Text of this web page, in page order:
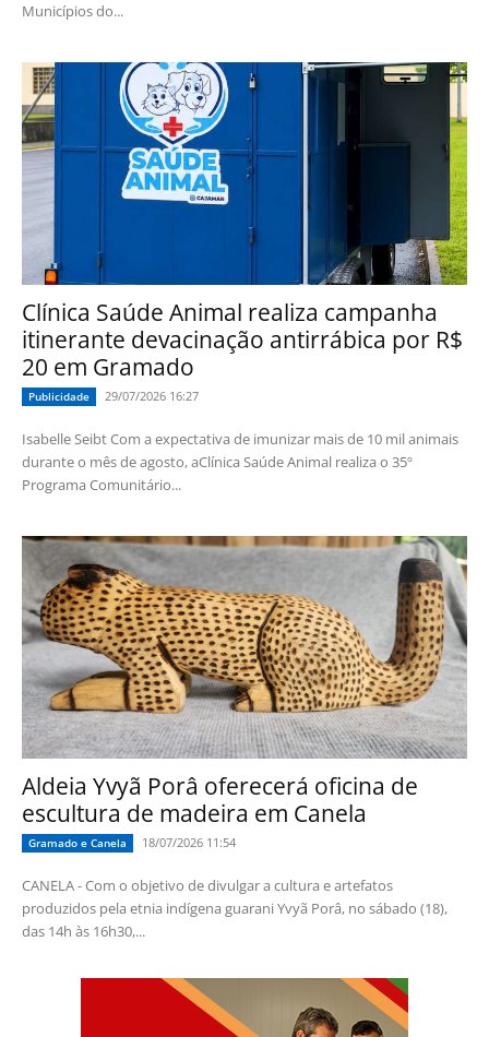
Municípios do...
Clínica Saúde Animal realiza campanha
itinerante devacinação antirrábica por R$
20 em Gramado
Publicidade 29/07/2026 16:27
Isabelle Seibt Com a expectativa de imunizar mais de 10 mil animais
durante o mês de agosto, aClínica Saúde Animal realiza o 35º
Programa Comunitário...
Aldeia Yvyã Porâ oferecerá oficina de
escultura de madeira em Canela
Gramado e Canela 18/07/2026 11:54
CANELA - Com o objetivo de divulgar a cultura e artefatos
produzidos pela etnia indígena guarani Yvyã Porâ, no sábado (18),
das 14h às 16h30,...